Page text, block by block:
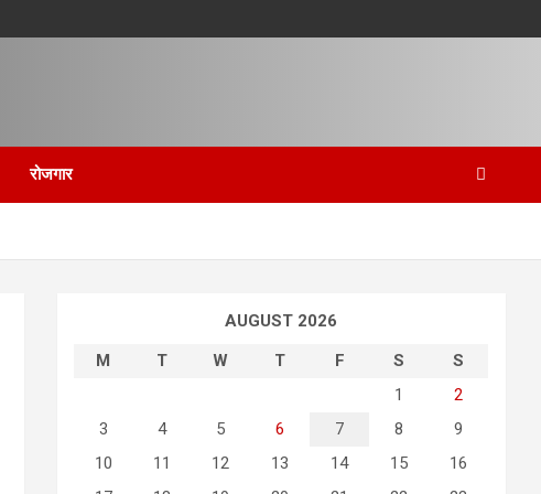
रोजगार
AUGUST 2026
M
T W T F S
S
1
2
3
4 5 6 7 8
9
10
11 12 13 14 15
16